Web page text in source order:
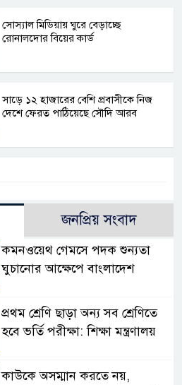
সোস্যাল মিডিয়ায় ঘুরে বেড়াচ্ছে
রোনালদোর বিয়ের কার্ড
সাড়ে ১২ হাজারের বেশি প্রবাসীকে নিজ
দেশে ফেরত পাঠিয়েছে সৌদি আরব
জনপ্রিয় সংবাদ
কমনওয়েথ গেমসে পদক শুন্যতা
ঘুচানোর আক্ষেপে বাংলাদেশ
প্রথম শ্রেণি ছাড়া অন্য সব শ্রেণিতে
হবে ভর্তি পরীক্ষা: শিক্ষা মন্ত্রণালয়
কাউকে অসম্মান করতে নয়,